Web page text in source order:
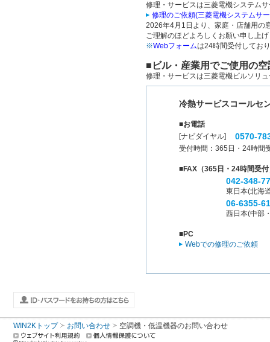
修理・サービスは三菱電機システム
修理のご依頼(三菱電機システムサ
2026年4月1日より、家庭・店舗用の
ご理解のほどよろしくお願い申し上
※Webフォームは24時間受付してお
■ビル・産業用でご使用の
修理・サービスは三菱電機ビルソリ
冷熱サービスコールセ
■お電話
[ナビダイヤル]
0570-
受付時間： 365日・24時間
■FAX（365日・24時間受付
042-348-
東日本(北海
06-6355-
西日本(中部
■PC
Webでの修理のご依頼
WIN2Kトップ お問い合わせ 空調機・低温機器のお問い合わせ